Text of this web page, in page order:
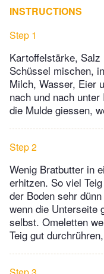
INSTRUCTIONS
Step 1
Kartoffelstärke,
Schüssel mischen,
Milch, Wasser, Eier
nach und nach
die Mulde giessen,
Step 2
Wenig Bratbutter in
erhitzen. So viel
der Boden sehr
wenn die Unterseite
selbst. Omeletten
Teig gut